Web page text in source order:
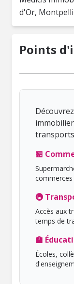
d'Or,
Points
🏪
🚇
Accès aux
temps de
🏫
Écoles,